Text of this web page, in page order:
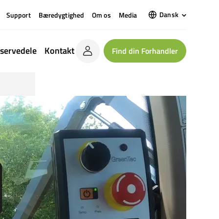
Support Bæredygtighed Om os Media Dansk
Kontakt Find din Forhandler